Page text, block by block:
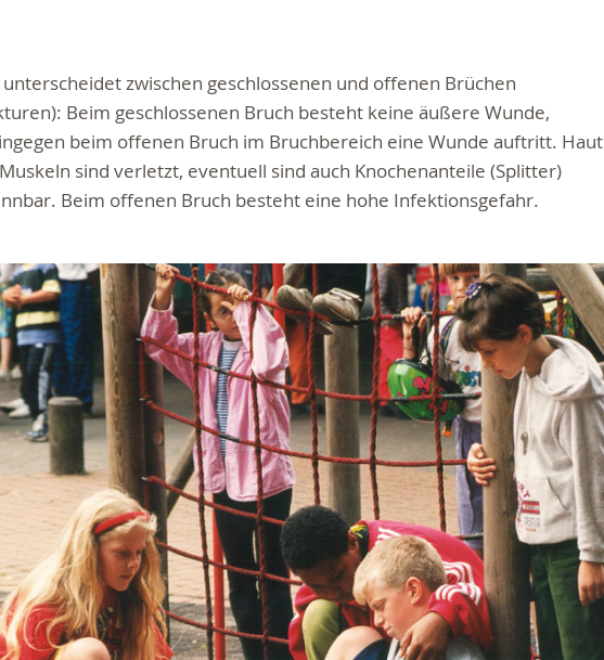
unterscheidet zwischen geschlossenen und offenen Brüchen
Beim geschlossenen Bruch besteht keine äußere Wunde,
beim offenen Bruch im Bruchbereich eine Wunde auftritt. Haut
sind verletzt, eventuell sind auch Knochenanteile (Splitter)
Beim offenen Bruch besteht eine hohe Infektionsgefahr.